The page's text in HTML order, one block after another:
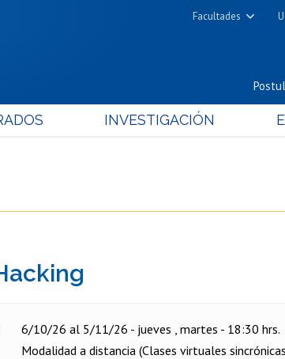
Facultades
Cs. Físicas y
Cs. Químicas y
INVESTIGACIÓN
6/10/26 al 5/11/26 - jueves , martes - 18:30 hrs.
Modalidad a distancia (Clases virtuales